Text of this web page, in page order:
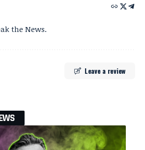
the News.
Leave a review